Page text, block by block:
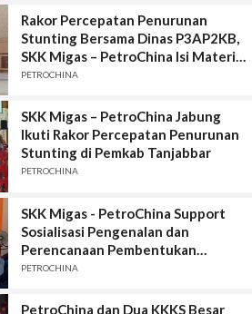
Rakor Percepatan Penurunan
Stunting Bersama Dinas P3AP2KB,
SKK Migas – PetroChina Isi Materi
Penurunan Stunting
PETROCHINA
SKK Migas – PetroChina Jabung
Ikuti Rakor Percepatan Penurunan
Stunting di Pemkab Tanjabbar
PETROCHINA
SKK Migas - PetroChina Support
Sosialisasi Pengenalan dan
Perencanaan Pembentukan
Destana di Desa Suka Maju
PETROCHINA
PetroChina dan Dua KKKS Besar